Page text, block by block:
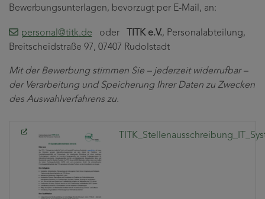
Bewerbungsunterlagen, bevorzugt per E-Mail, an:
personal@titk.de oder TITK e.V., Personalabteilung,
Breitscheidstraße 97, 07407 Rudolstadt
Mit der Bewerbung stimmen Sie – jederzeit widerrufbar –
der Verarbeitung und Speicherung Ihrer Daten zu Zwecken
des Auswahlverfahrens zu.